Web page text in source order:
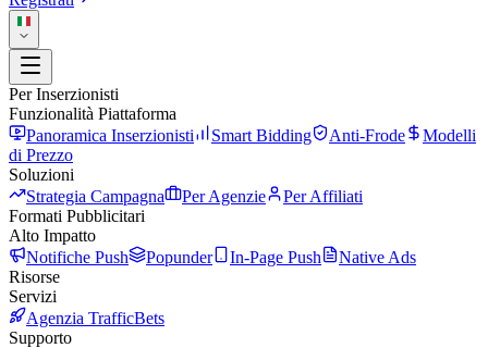
Per Inserzionisti
Funzionalità Piattaforma
Panoramica Inserzionisti
Smart Bidding Anti-Frode
Modelli
di Prezzo
Soluzioni
Strategia Campagna
Per Agenzie
Per Affiliati
Formati Pubblicitari
Alto Impatto
Notifiche Push
Popunder In-Page Push
Native Ads
Risorse
Servizi
Agenzia TrafficBets
Supporto